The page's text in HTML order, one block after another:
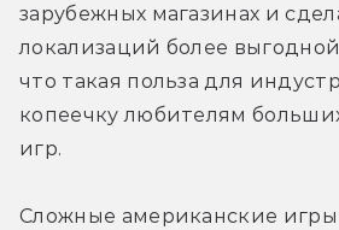
зарубежных магазинах и
локализаций более
что такая польза для
копеечку любителям
игр.
Сложные американские игры